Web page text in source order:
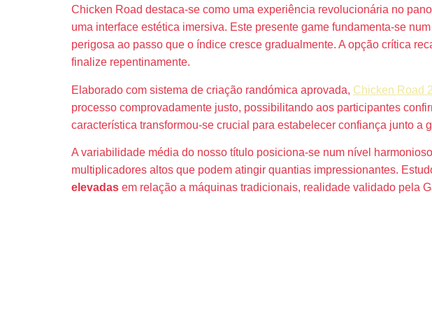
Chicken Road destaca-se como uma experiência revolucionária no
uma interface estética imersiva. Este presente game fundamenta-se
perigosa ao passo que o índice cresce gradualmente. A opção crítica
finalize repentinamente.
Elaborado com sistema de criação randómica aprovada, Chicken Road 2
processo comprovadamente justo, possibilitando aos participantes
característica transformou-se crucial para estabelecer confiança junto a
A variabilidade média do nosso título posiciona-se num nível
multiplicadores altos que podem atingir quantias impressionantes.
elevadas em relação a máquinas tradicionais, realidade validado pela